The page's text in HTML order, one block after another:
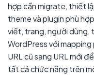
hợp cần migrate, thiết
theme và plugin phù
viết, trang, người dùng,
WordPress với
URL cũ sang URL mới
tất cả chức năng trên